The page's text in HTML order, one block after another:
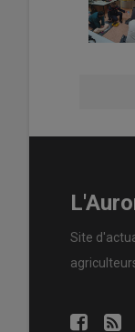
Site